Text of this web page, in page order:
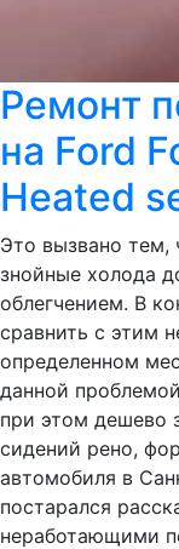
Ремонт
на Ford
Heated
Это вызвано тем,
знойные холода
облегчением. В
сравнить с этим
определенном
данной
при этом дешево
сидений рено,
автомобиля в
постарался
неработающими